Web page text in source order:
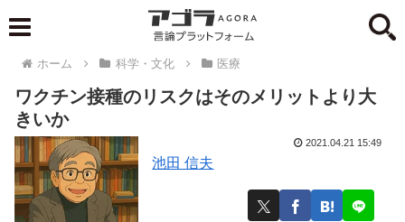
ホーム 科学・文化 医療
ワクチン接種のリスクはそのメリットより大
きいか
池田 信夫
2021.04.21 15:49